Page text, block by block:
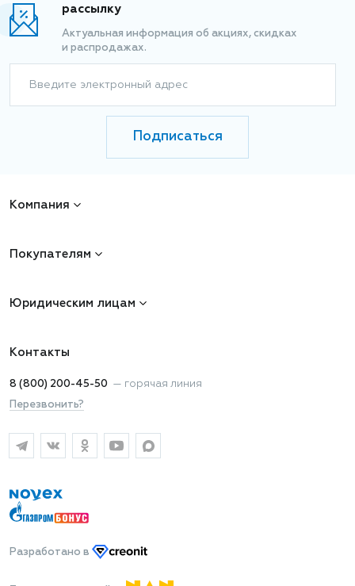
рассылку
Актуальная информация об акциях, скидках
и распродажах.
Введите электронный адрес
Подписаться
Компания
Покупателям
Юридическим лицам
Контакты
8 (800) 200-45-50 — горячая линия
Перезвонить?
Разработано в